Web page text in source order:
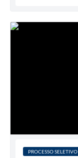
PROCESSO SELETIVO